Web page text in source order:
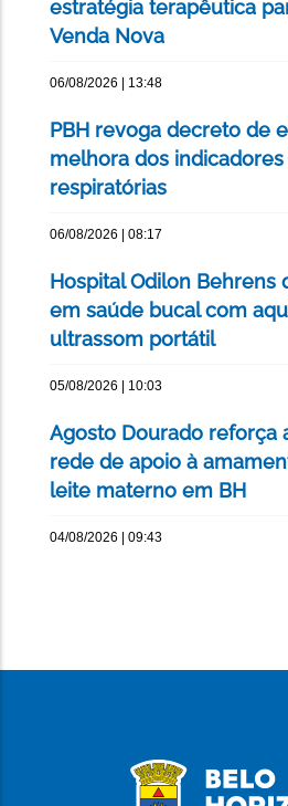
estratégia terapêutica
Venda Nova
06/08/2026 | 13:48
PBH revoga decreto de
melhora dos
respiratórias
06/08/2026 | 08:17
Hospital Odilon Behrens
em saúde bucal com
ultrassom portátil
05/08/2026 | 10:03
Agosto Dourado reforça
rede de apoio à
leite materno em BH
04/08/2026 | 09:43